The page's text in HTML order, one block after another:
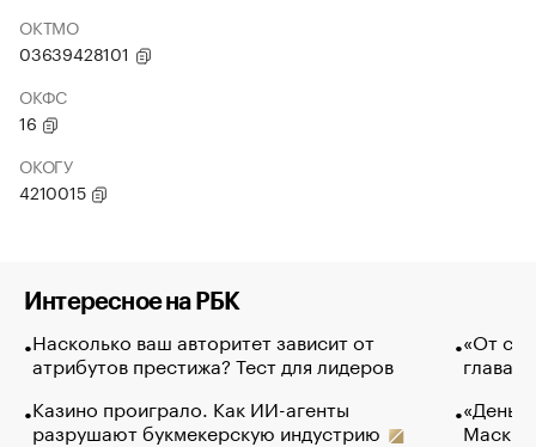
ОКТМО
03639428101
ОКФС
16
ОКОГУ
4210015
Интересное на РБК
Насколько ваш авторитет зависит от
атрибутов престижа? Тест для лидеров
Казино проиграло. Как ИИ-агенты
разрушают букмекерскую индустрию
«От
глава
Маск в